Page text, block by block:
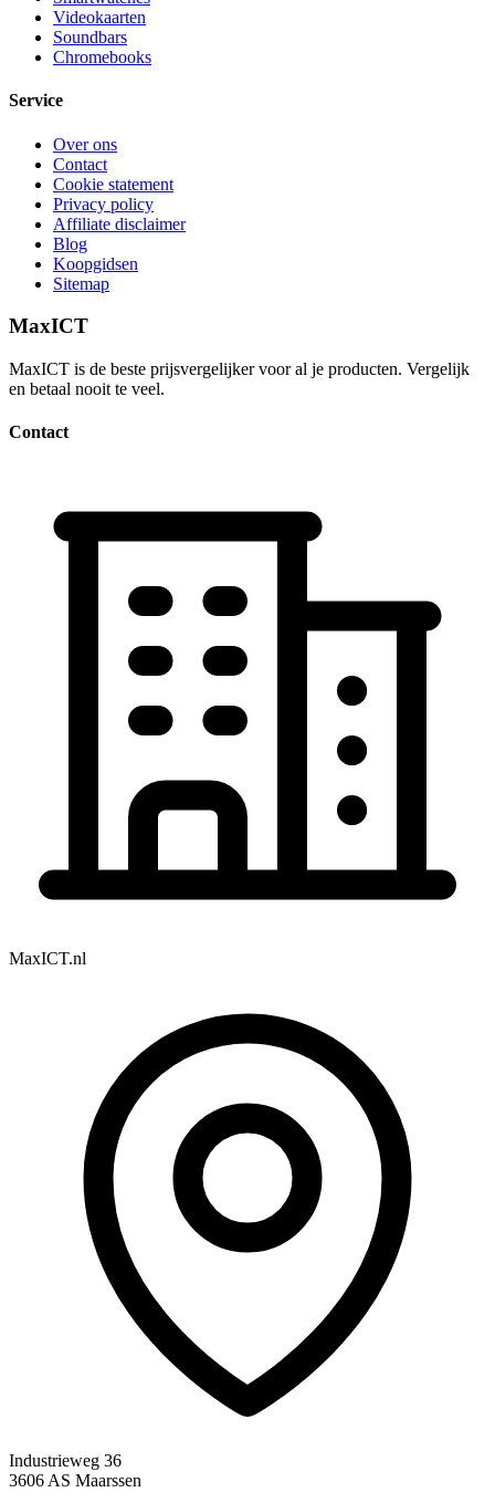
Videokaarten
Soundbars
Chromebooks
Service
Over ons
Contact
Cookie statement
Privacy policy
Affiliate disclaimer
Blog
Koopgidsen
Sitemap
MaxICT
MaxICT is de beste prijsvergelijker voor al je producten. Vergelijk
en betaal nooit te veel.
Contact
MaxICT.nl
Industrieweg 36
3606 AS Maarssen